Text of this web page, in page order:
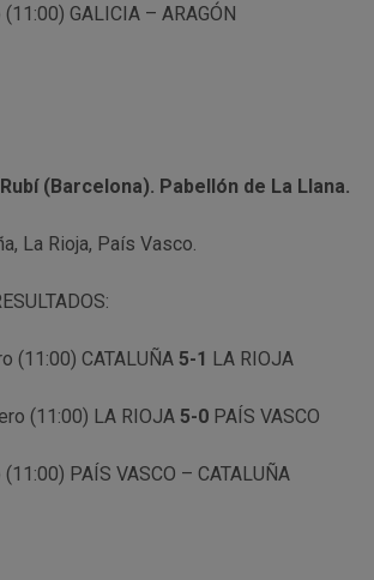
GALICIA – ARAGÓN
Rubí (Barcelona). Pabellón de La Llana.
La Rioja, País Vasco.
(11:00) CATALUÑA 5-1 LA RIOJA
(11:00) LA RIOJA 5-0 PAÍS VASCO
PAÍS VASCO – CATALUÑA